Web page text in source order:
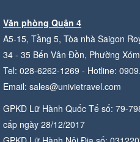
Văn phòng Quận 4
A5-15, Tầng 5, Tòa nhà Saigon
34 - 35 Bến Vân Đồn, Phường
Tel: 028-6262-1269 - Hotline:
Email: sales@univietravel.com
GPKD Lữ Hành Quốc Tế số: 79-
cấp ngày 28/12/2017